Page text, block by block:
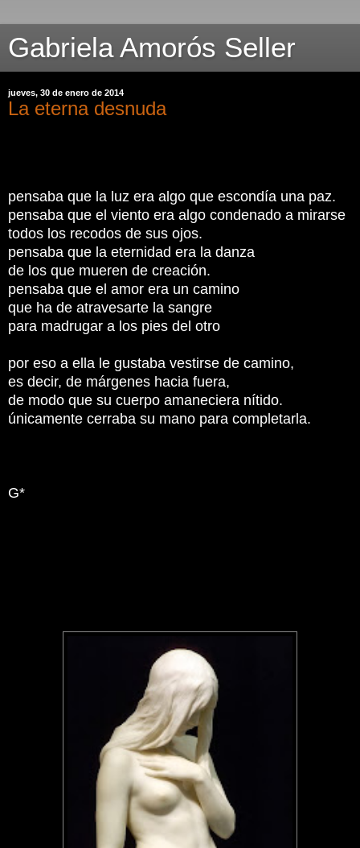
Gabriela Amorós Seller
jueves, 30 de enero de 2014
La eterna desnuda
pensaba que la luz era algo que escondía una paz.
pensaba que el viento era algo condenado a mirarse
todos los recodos de sus ojos.
pensaba que la eternidad era la danza
de los que mueren de creación.
pensaba que el amor era un camino
que ha de atravesarte la sangre
para madrugar a los pies del otro
por eso a ella le gustaba vestirse de camino,
es decir, de márgenes hacia fuera,
de modo que su cuerpo amaneciera nítido.
únicamente cerraba su mano para completarla.
G*